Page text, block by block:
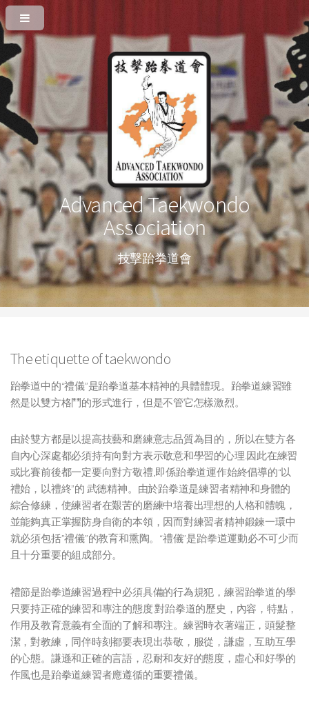
Advanced Taekwondo
Association
技擊跆拳道會
The etiquette of taekwondo
跆拳道中的“禮儀”是跆拳道基本精神的具體體現。跆拳道練習雖
然是以雙方格鬥的形式進行，但是不管它怎樣激烈。
由於雙方都是以提高技藝和磨練意志品質為目的，所以在雙方各
自內心深處都必須持有向對方表示敬意和學習的心理.因此在練習
或比賽前後都一定要向對方敬禮,即係跆拳道運作始終倡導的“以
禮始，以禮終”的 武德精神。由於跆拳道是練習者精神和身體的
綜合修練，使練習者在艱苦的磨練中培養出理想的人格和體魄，
並能夠真正掌握防身自衛的本領，因而對練習者精神鍛鍊一環中
就必須包括”禮儀”的教育和熏陶。“禮儀”是跆拳道運動必不可少而
且十分重要的組成部分。
禮節是跆拳道練習過程中必須具備的行為規犯，練習跆拳道的學
只要持正確的練習和專注的態度.對跆拳道的歷史，內容，特點，
作用及教育意義有全面的了解和專注。練習時衣著端正，頭髮整
潔，對教練，同伴時刻都要表現出恭敬，服從，謙虛，互助互學
的心態。謙遜和正確的言語，忍耐和友好的態度，虛心和好學的
作風也是跆拳道練習者應遵循的重要禮儀。